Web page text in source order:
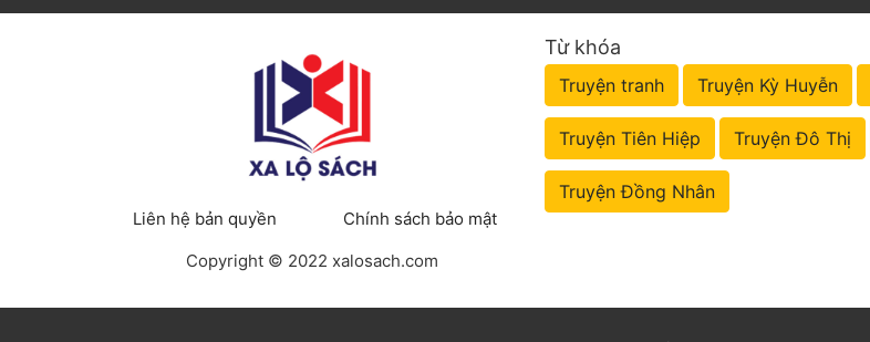
Liên hệ bản quyền
Chính sách bảo mật
Copyright © 2022 xalosach.com
Từ khóa
Truyện tranh Truyện Kỳ Huyễn
Truyện Tiên Hiệp Truyện Đô Thị
Truyện Đồng Nhân